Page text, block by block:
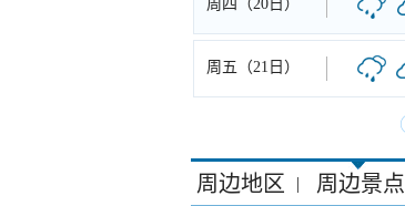
周四（20日）
周五（21日）
周边地区 | 周边景点